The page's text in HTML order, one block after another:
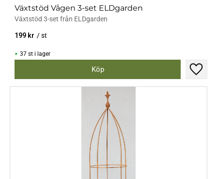
Växtstöd Vågen 3-set ELDgarden
Växtstöd 3-set från ELDgarden
199 kr /st
Lägg
37 st i lager